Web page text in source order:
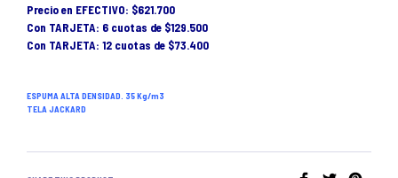
Precio en EFECTIVO: $621.700
Con TARJETA: 6 cuotas de $129.500
Con TARJETA: 12 cuotas de $73.400
ESPUMA ALTA DENSIDAD. 35 Kg/m3
TELA JACKARD